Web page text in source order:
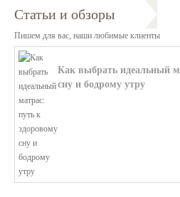
Статьи и обзоры
Пишем для вас, наши любимые клиенты
Как выбрать идеальный
сну и бодрому утру